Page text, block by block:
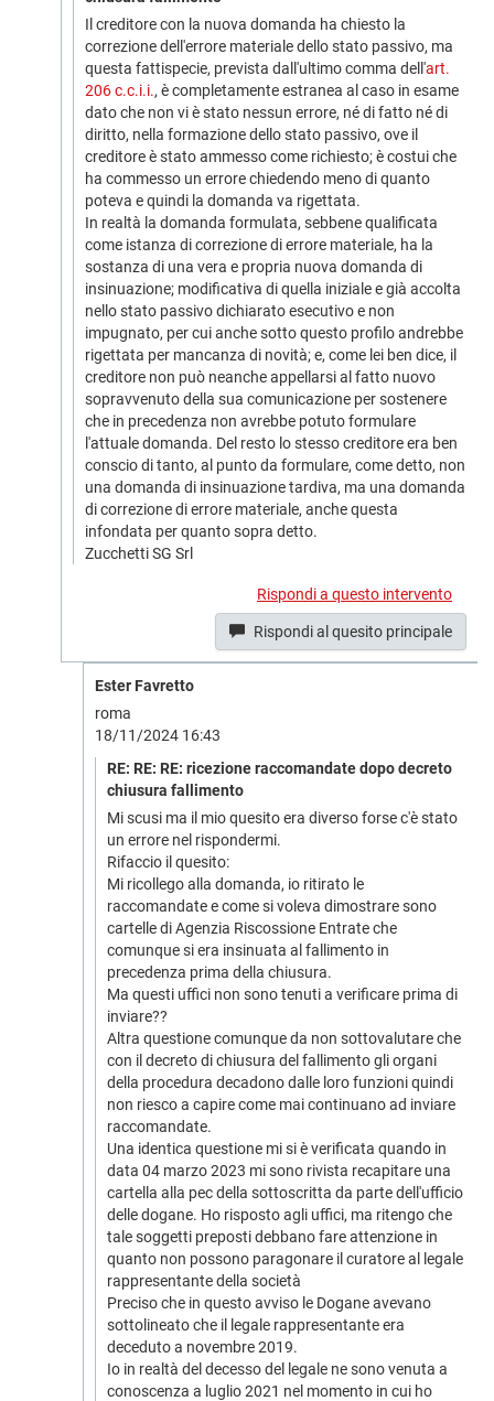
Il creditore con la nuova domanda ha chiesto la
correzione dell'errore materiale dello stato passivo, ma
questa fattispecie, prevista dall'ultimo comma dell'art.
206 c.c.i.i., è completamente estranea al caso in esame
dato che non vi è stato nessun errore, né di fatto né di
diritto, nella formazione dello stato passivo, ove il
creditore è stato ammesso come richiesto; è costui che
ha commesso un errore chiedendo meno di quanto
poteva e quindi la domanda va rigettata.
In realtà la domanda formulata, sebbene qualificata
come istanza di correzione di errore materiale, ha la
sostanza di una vera e propria nuova domanda di
insinuazione; modificativa di quella iniziale e già accolta
nello stato passivo dichiarato esecutivo e non
impugnato, per cui anche sotto questo profilo andrebbe
rigettata per mancanza di novità; e, come lei ben dice, il
creditore non può neanche appellarsi al fatto nuovo
sopravvenuto della sua comunicazione per sostenere
che in precedenza non avrebbe potuto formulare
l'attuale domanda. Del resto lo stesso creditore era ben
conscio di tanto, al punto da formulare, come detto, non
una domanda di insinuazione tardiva, ma una domanda
di correzione di errore materiale, anche questa
infondata per quanto sopra detto.
Zucchetti SG Srl
Rispondi a questo intervento
Rispondi al quesito principale
Ester Favretto
roma
18/11/2024 16:43
RE: RE: RE: ricezione raccomandate dopo decreto
chiusura fallimento
Mi scusi ma il mio quesito era diverso forse c'è stato
un errore nel rispondermi.
Rifaccio il quesito:
Mi ricollego alla domanda, io ritirato le
raccomandate e come si voleva dimostrare sono
cartelle di Agenzia Riscossione Entrate che
comunque si era insinuata al fallimento in
precedenza prima della chiusura.
Ma questi uffici non sono tenuti a verificare prima di
inviare??
Altra questione comunque da non sottovalutare che
con il decreto di chiusura del fallimento gli organi
della procedura decadono dalle loro funzioni quindi
non riesco a capire come mai continuano ad inviare
raccomandate.
Una identica questione mi si è verificata quando in
data 04 marzo 2023 mi sono rivista recapitare una
cartella alla pec della sottoscritta da parte dell'ufficio
delle dogane. Ho risposto agli uffici, ma ritengo che
tale soggetti preposti debbano fare attenzione in
quanto non possono paragonare il curatore al legale
rappresentante della società
Preciso che in questo avviso le Dogane avevano
sottolineato che il legale rappresentante era
deceduto a novembre 2019.
Io in realtà del decesso del legale ne sono venuta a
conoscenza a luglio 2021 nel momento in cui ho